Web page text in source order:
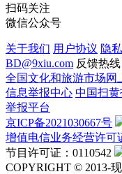
扫码关注
微信公众号
关于我们 用户协议 隐
BD@9xiu.com 反馈热线
全国文化和旅游市场网
信息举报中心 中国扫
举报平台
京ICP备2021030667号
增值电信业务经营许可
节目许可证：0110542
COPYRIGHT © 2013-